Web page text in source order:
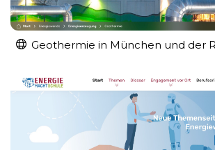
Geothermie in München und der